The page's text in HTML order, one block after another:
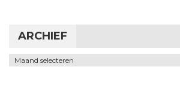
ARCHIEF
Archief